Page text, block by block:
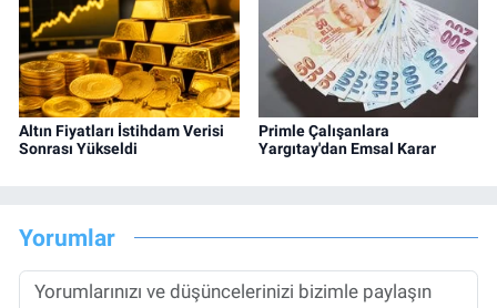
Altın Fiyatları İstihdam Verisi
Sonrası Yükseldi
Primle Çalışanlara
Yargıtay'dan Emsal Karar
Yorumlar